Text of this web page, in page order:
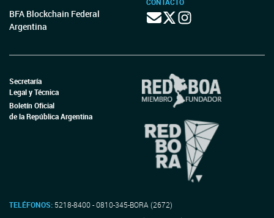
BFA Blockchain Federal
Argentina
Secretaría
Legal y Técnica
Boletín Oficial
de la República Argentina
TELÉFONOS: 5218-8400 - 0810-345-BORA (2672)